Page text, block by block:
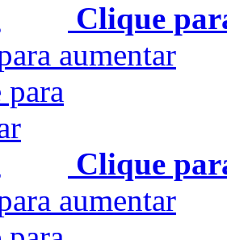
Clique
aumentar
Clique
aumentar